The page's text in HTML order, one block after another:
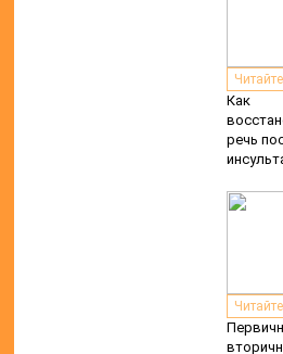
Как
речь